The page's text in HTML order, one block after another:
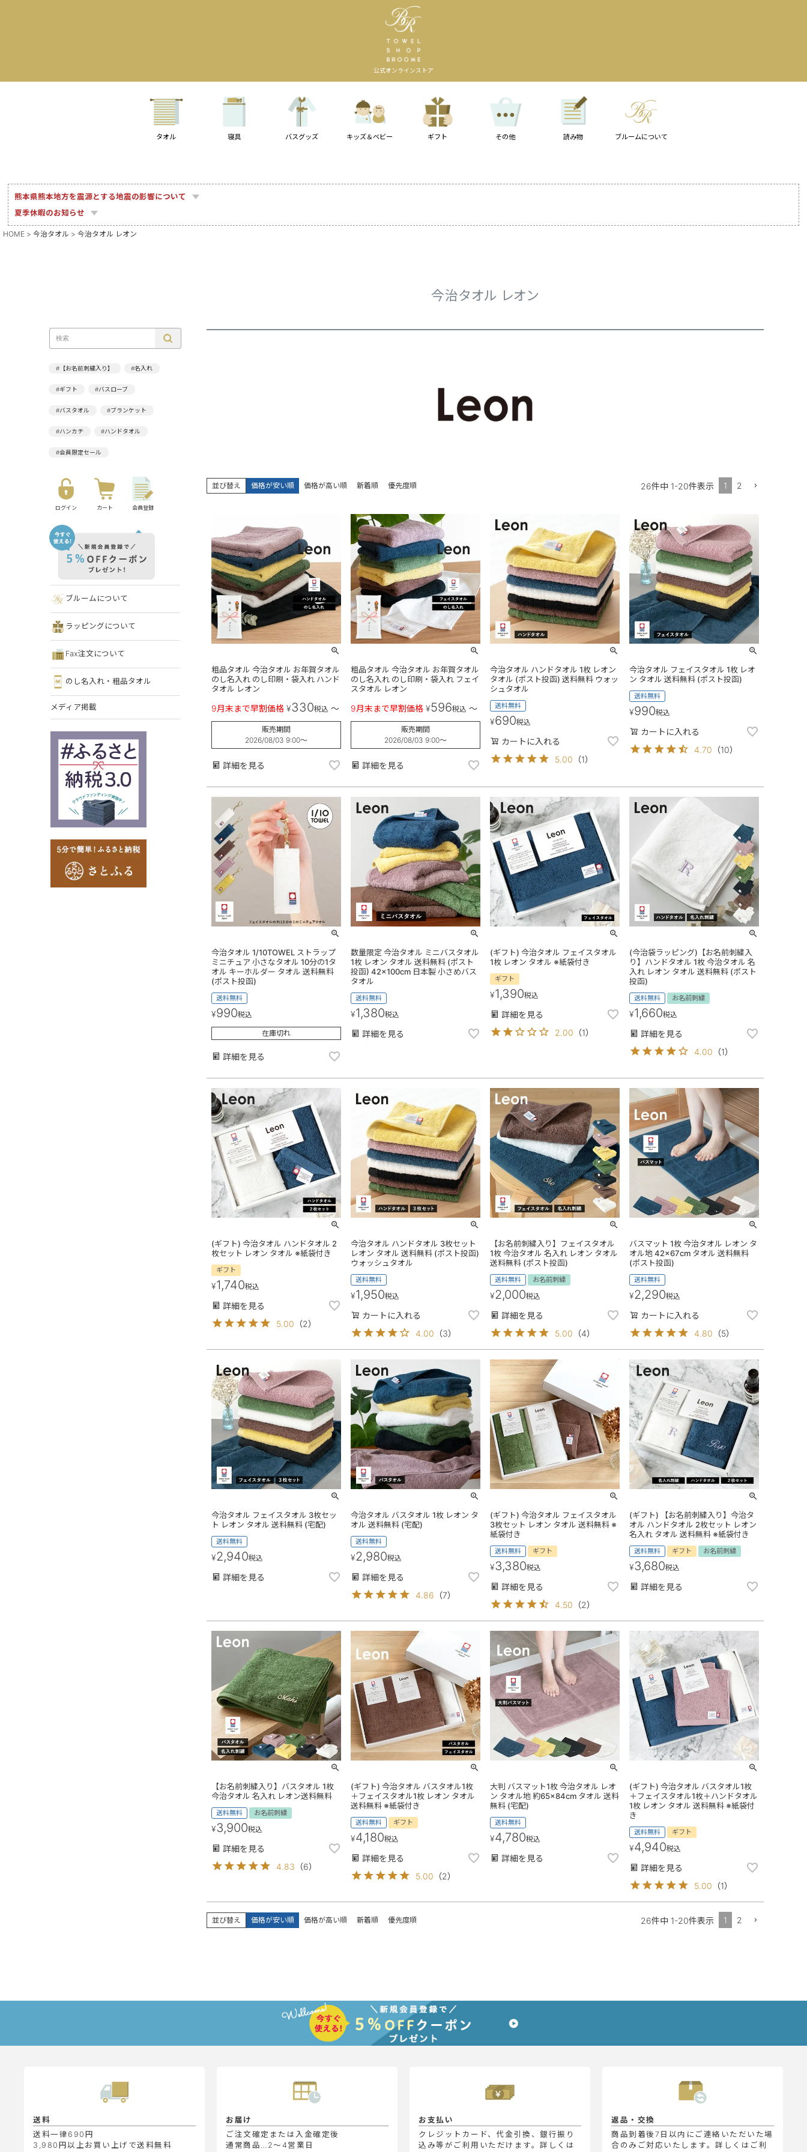
公式オンラインストア
タオル 寝具 バスグッズ キッズ＆ベビー ギフト その他 読み物 ブルームについて
熊本県熊本地方を震源とする地震の影響について
夏季休暇のお知らせ
HOME 今治タオル 今治タオル レオン
#【お名前刺繍入り】 #名入れ
#ギフト #バスローブ
#バスタオル #ブランケット
#ハンカチ #ハンドタオル
#会員限定セール
ログイン カート 会員登録
ブルームについて
ラッピングについて
Fax注文について
のし名入れ・粗品タオル
メディア掲載
今治タオル レオン
並び替え 価格が安い順 価格が高い順 新着順 優先度順 26件中 1-20件表示 1 2
粗品タオル 今治タオル お年賀タオル
のし名入れ のし印刷・袋入れ ハンド
タオル レオン
9月末まで早割価格 ¥330税込 〜
販売期間
2026/08/03 9:00〜
詳細を見る
粗品タオル 今治タオル お年賀タオル
のし名入れ のし印刷・袋入れ フェイ
スタオル レオン
9月末まで早割価格 ¥596税込 〜
販売期間
2026/08/03 9:00〜
詳細を見る
今治タオル ハンドタオル 1枚 レオン
タオル (ポスト投函) 送料無料 ウォッ
シュタオル
送料無料
¥690税込
カートに入れる
5.00 （1）
今治タオル フェイスタオル 1枚 レオ
ン タオル 送料無料 (ポスト投函)
送料無料
¥990税込
カートに入れる
4.70 （10）
今治タオル 1/10TOWEL ストラップ
ミニチュア 小さなタオル 10分の1タ
オル キーホルダー タオル 送料無料
(ポスト投函)
送料無料
¥990税込
在庫切れ
詳細を見る
数量限定 今治タオル ミニバスタオル
1枚 レオン タオル 送料無料 (ポスト
投函) 42×100cm 日本製 小さめバス
タオル
送料無料
¥1,380税込
詳細を見る
(ギフト) 今治タオル フェイスタオル
1枚 レオン タオル ※紙袋付き
ギフト
¥1,390税込
詳細を見る
2.00 （1）
(今治袋ラッピング)【お名前刺繍入
り】ハンドタオル 1枚 今治タオル 名
入れ レオン タオル 送料無料 (ポスト
投函)
送料無料 お名前刺繍
¥1,660税込
詳細を見る
4.00 （1）
(ギフト) 今治タオル ハンドタオル 2
枚セット レオン タオル ※紙袋付き
ギフト
¥1,740税込
詳細を見る
5.00 （2）
今治タオル ハンドタオル 3枚セット
レオン タオル 送料無料 (ポスト投函)
ウォッシュタオル
送料無料
¥1,950税込
カートに入れる
4.00 （3）
【お名前刺繍入り】フェイスタオル
1枚 今治タオル 名入れ レオン タオル
送料無料 (ポスト投函)
送料無料 お名前刺繍
¥2,000税込
詳細を見る
5.00 （4）
バスマット 1枚 今治タオル レオン タ
オル地 42×67cm タオル 送料無料
(ポスト投函)
送料無料
¥2,290税込
カートに入れる
4.80 （5）
今治タオル フェイスタオル 3枚セッ
ト レオン タオル 送料無料 (宅配)
送料無料
¥2,940税込
詳細を見る
今治タオル バスタオル 1枚 レオン タ
オル 送料無料 (宅配)
送料無料
¥2,980税込
詳細を見る
4.86 （7）
(ギフト) 今治タオル フェイスタオル
3枚セット レオン タオル 送料無料 ※
紙袋付き
送料無料 ギフト
¥3,380税込
詳細を見る
4.50 （2）
(ギフト) 【お名前刺繍入り】今治タ
オル ハンドタオル 2枚セット レオン
名入れ タオル 送料無料 ※紙袋付き
送料無料 ギフト お名前刺繍
¥3,680税込
詳細を見る
【お名前刺繍入り】バスタオル 1枚
今治タオル 名入れ レオン送料無料
送料無料 お名前刺繍
¥3,900税込
詳細を見る
4.83 （6）
(ギフト) 今治タオル バスタオル1枚
＋フェイスタオル1枚 レオン タオル
送料無料 ※紙袋付き
送料無料 ギフト
¥4,180税込
詳細を見る
5.00 （2）
大判 バスマット1枚 今治タオル レオ
ン タオル地 約65×84cm タオル 送料
無料 (宅配)
送料無料
¥4,780税込
詳細を見る
(ギフト) 今治タオル バスタオル1枚
＋フェイスタオル1枚＋ハンドタオル
1枚 レオン タオル 送料無料 ※紙袋付
き
送料無料 ギフト
¥4,940税込
詳細を見る
5.00 （1）
並び替え 価格が安い順 価格が高い順 新着順 優先度順 26件中 1-20件表示 1 2
送料
送料一律690円
3,980円以上お買い上げで送料無料
お届け
ご注文確定または入金確定後
通常商品…2～4営業日
お支払い
クレジットカード、代金引換、銀行振り
込み等がご利用いただけます。詳しくは
返品・交換
商品到着後7日以内にご連絡いただいた場
合のみご対応いたします。詳しくはご利